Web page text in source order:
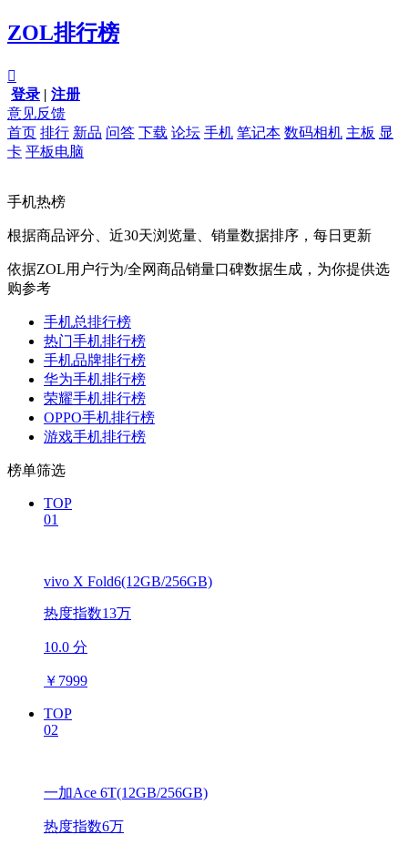
ZOL排行榜

登录 | 注册
意见反馈
首页 排行 新品 问答 下载 论坛 手机 笔记本 数码相机 主板 显
卡 平板电脑
手机热榜
根据商品评分、近30天浏览量、销量数据排序，每日更新
依据ZOL用户行为/全网商品销量口碑数据生成，为你提供选
购参考
手机总排行榜
热门手机排行榜
手机品牌排行榜
华为手机排行榜
荣耀手机排行榜
OPPO手机排行榜
游戏手机排行榜
榜单筛选
TOP
01
vivo X Fold6(12GB/256GB)
热度指数13万
10.0 分
￥ 7999
TOP
02
一加Ace 6T(12GB/256GB)
热度指数6万